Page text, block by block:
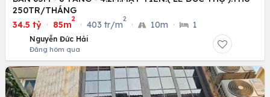
250TR/THÁNG
34.5 tỷ · 85m
2
· 403 tr/m
2
· 10m · 1
Nguyễn Đức Hải
Đăng hôm qua